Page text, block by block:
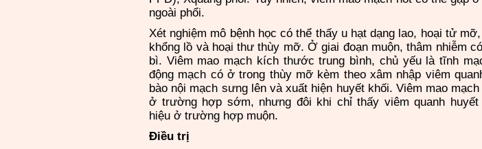
ngoài phổi.
Xét nghiệm mô bệnh học có thể thấy u hạt dạng lao, hoại tử
khổng lồ và hoại thư thùy mỡ. Ở giai đoạn muộn, thâm nhiễm
bì. Viêm mao mạch kích thước trung bình, chủ yếu là tĩnh
động mạch có ở trong thùy mỡ kèm theo xâm nhập viêm
bào nội mạch sưng lên và xuất hiện huyết khối. Viêm mao
ở trường hợp sớm, nhưng đôi khi chỉ thấy viêm quanh huyết
hiệu ở trường hợp muộn.
Điều trị